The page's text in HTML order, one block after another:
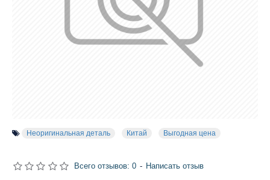
Неоригинальная деталь Китай Выгодная цена
Всего отзывов: 0 - Написать отзыв